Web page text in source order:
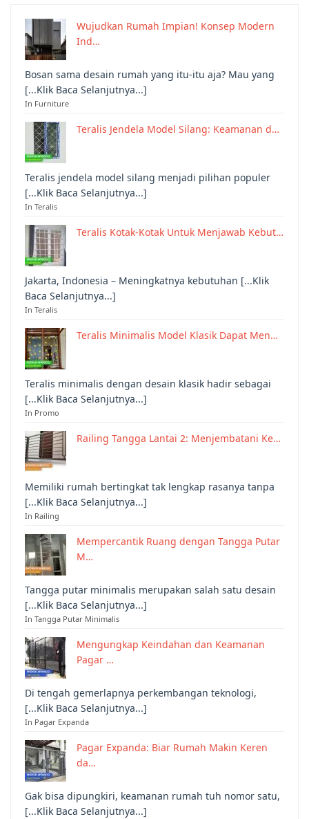
Wujudkan Rumah Impian! Konsep Modern
Ind…
Bosan sama desain rumah yang itu-itu aja? Mau yang
[...Klik Baca Selanjutnya...]
In Furniture
Teralis Jendela Model Silang: Keamanan d…
Teralis jendela model silang menjadi pilihan populer
[...Klik Baca Selanjutnya...]
In Teralis
Teralis Kotak-Kotak Untuk Menjawab Kebut…
Jakarta, Indonesia – Meningkatnya kebutuhan [...Klik
Baca Selanjutnya...]
In Teralis
Teralis Minimalis Model Klasik Dapat Men…
Teralis minimalis dengan desain klasik hadir sebagai
[...Klik Baca Selanjutnya...]
In Promo
Railing Tangga Lantai 2: Menjembatani Ke…
Memiliki rumah bertingkat tak lengkap rasanya tanpa
[...Klik Baca Selanjutnya...]
In Railing
Mempercantik Ruang dengan Tangga Putar
M…
Tangga putar minimalis merupakan salah satu desain
[...Klik Baca Selanjutnya...]
In Tangga Putar Minimalis
Mengungkap Keindahan dan Keamanan
Pagar …
Di tengah gemerlapnya perkembangan teknologi,
[...Klik Baca Selanjutnya...]
In Pagar Expanda
Pagar Expanda: Biar Rumah Makin Keren
da…
Gak bisa dipungkiri, keamanan rumah tuh nomor satu,
[...Klik Baca Selanjutnya...]